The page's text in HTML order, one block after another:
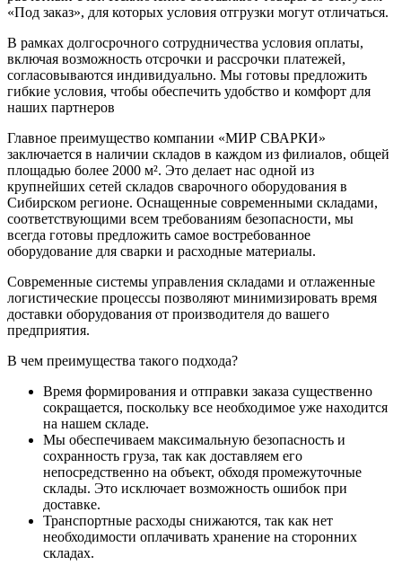
«Под заказ», для которых условия отгрузки могут отличаться.
В рамках долгосрочного сотрудничества условия оплаты,
включая возможность отсрочки и рассрочки платежей,
согласовываются индивидуально. Мы готовы предложить
гибкие условия, чтобы обеспечить удобство и комфорт для
наших партнеров
Главное преимущество компании «МИР СВАРКИ»
заключается в наличии складов в каждом из филиалов, общей
площадью более 2000 м². Это делает нас одной из
крупнейших сетей складов сварочного оборудования в
Сибирском регионе. Оснащенные современными складами,
соответствующими всем требованиям безопасности, мы
всегда готовы предложить самое востребованное
оборудование для сварки и расходные материалы.
Современные системы управления складами и отлаженные
логистические процессы позволяют минимизировать время
доставки оборудования от производителя до вашего
предприятия.
В чем преимущества такого подхода?
Время формирования и отправки заказа существенно
сокращается, поскольку все необходимое уже находится
на нашем складе.
Мы обеспечиваем максимальную безопасность и
сохранность груза, так как доставляем его
непосредственно на объект, обходя промежуточные
склады. Это исключает возможность ошибок при
доставке.
Транспортные расходы снижаются, так как нет
необходимости оплачивать хранение на сторонних
складах.